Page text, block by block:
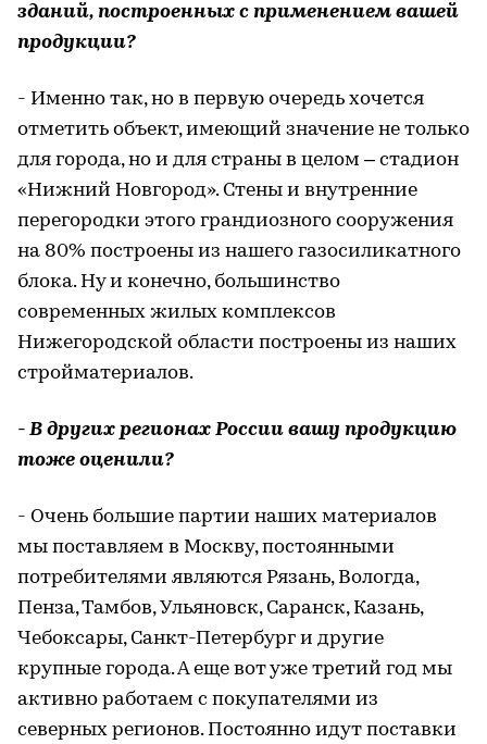
зданий, построенных с применением вашей
продукции?
- Именно так, но в первую очередь хочется
отметить объект, имеющий значение не только
для города, но и для страны в целом – стадион
«Нижний Новгород». Стены и внутренние
перегородки этого грандиозного сооружения
на 80% построены из нашего газосиликатного
блока. Ну и конечно, большинство
современных жилых комплексов
Нижегородской области построены из наших
стройматериалов.
- В других регионах России вашу продукцию
тоже оценили?
- Очень большие партии наших материалов
мы поставляем в Москву, постоянными
потребителями являются Рязань, Вологда,
Пенза, Тамбов, Ульяновск, Саранск, Казань,
Чебоксары, Санкт-Петербург и другие
крупные города. А еще вот уже третий год мы
активно работаем с покупателями из
северных регионов. Постоянно идут поставки